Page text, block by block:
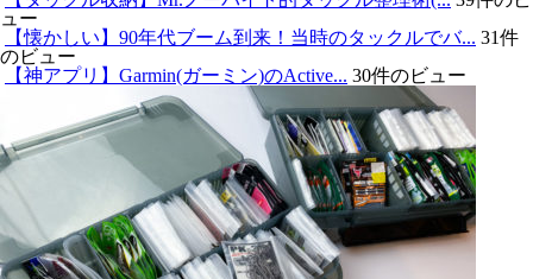
ュー
【懐かしい】90年代ブーム到来！当時のタックルでバ... 31件
のビュー
【神アプリ】Garmin(ガーミン)のActive... 30件のビュー